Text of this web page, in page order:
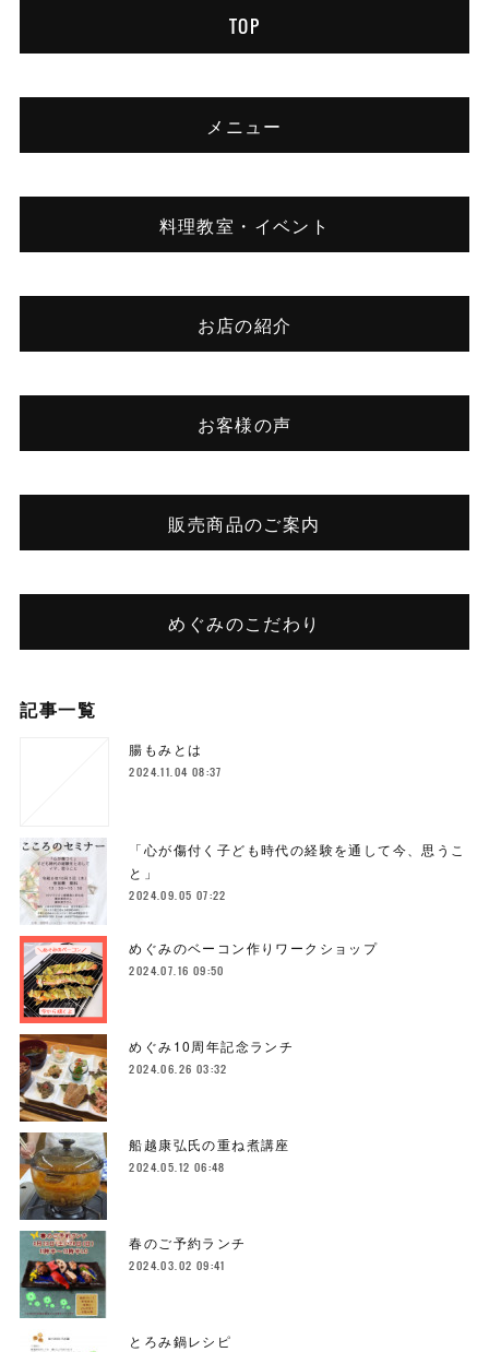
TOP
メニュー
料理教室・イベント
お店の紹介
お客様の声
販売商品のご案内
めぐみのこだわり
記事一覧
腸もみとは
2024.11.04 08:37
「心が傷付く子ども時代の経験を通して今、思うこ
と」
2024.09.05 07:22
めぐみのベーコン作りワークショップ
2024.07.16 09:50
めぐみ10周年記念ランチ
2024.06.26 03:32
船越康弘氏の重ね煮講座
2024.05.12 06:48
春のご予約ランチ
2024.03.02 09:41
とろみ鍋レシピ